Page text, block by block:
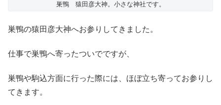
巣鴨 猿田彦大神。小さな神社です。
巣鴨の猿田彦大神へお参りしてきました。
仕事で巣鴨へ寄ったついでですが、
巣鴨や駒込方面に行った際には、ほぼ立ち寄ってお参りし
てきます。